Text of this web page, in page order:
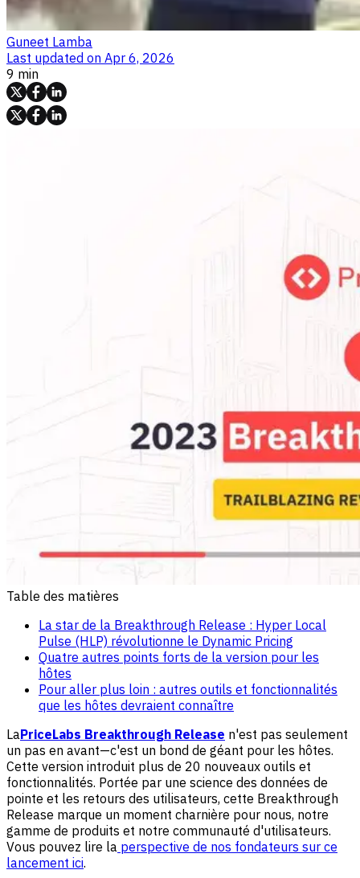
Guneet Lamba
Last updated on Apr 6, 2026
9 min
Table des matières
La star de la Breakthrough Release : Hyper Local
Pulse (HLP) révolutionne le Dynamic Pricing
Quatre autres points forts de la version pour les
hôtes
Pour aller plus loin : autres outils et fonctionnalités
que les hôtes devraient connaître
LaPriceLabs Breakthrough Release n'est pas seulement
un pas en avant—c'est un bond de géant pour les hôtes.
Cette version introduit plus de 20 nouveaux outils et
fonctionnalités. Portée par une science des données de
pointe et les retours des utilisateurs, cette Breakthrough
Release marque un moment charnière pour nous, notre
gamme de produits et notre communauté d'utilisateurs.
Vous pouvez lire la perspective de nos fondateurs sur ce
lancement ici.